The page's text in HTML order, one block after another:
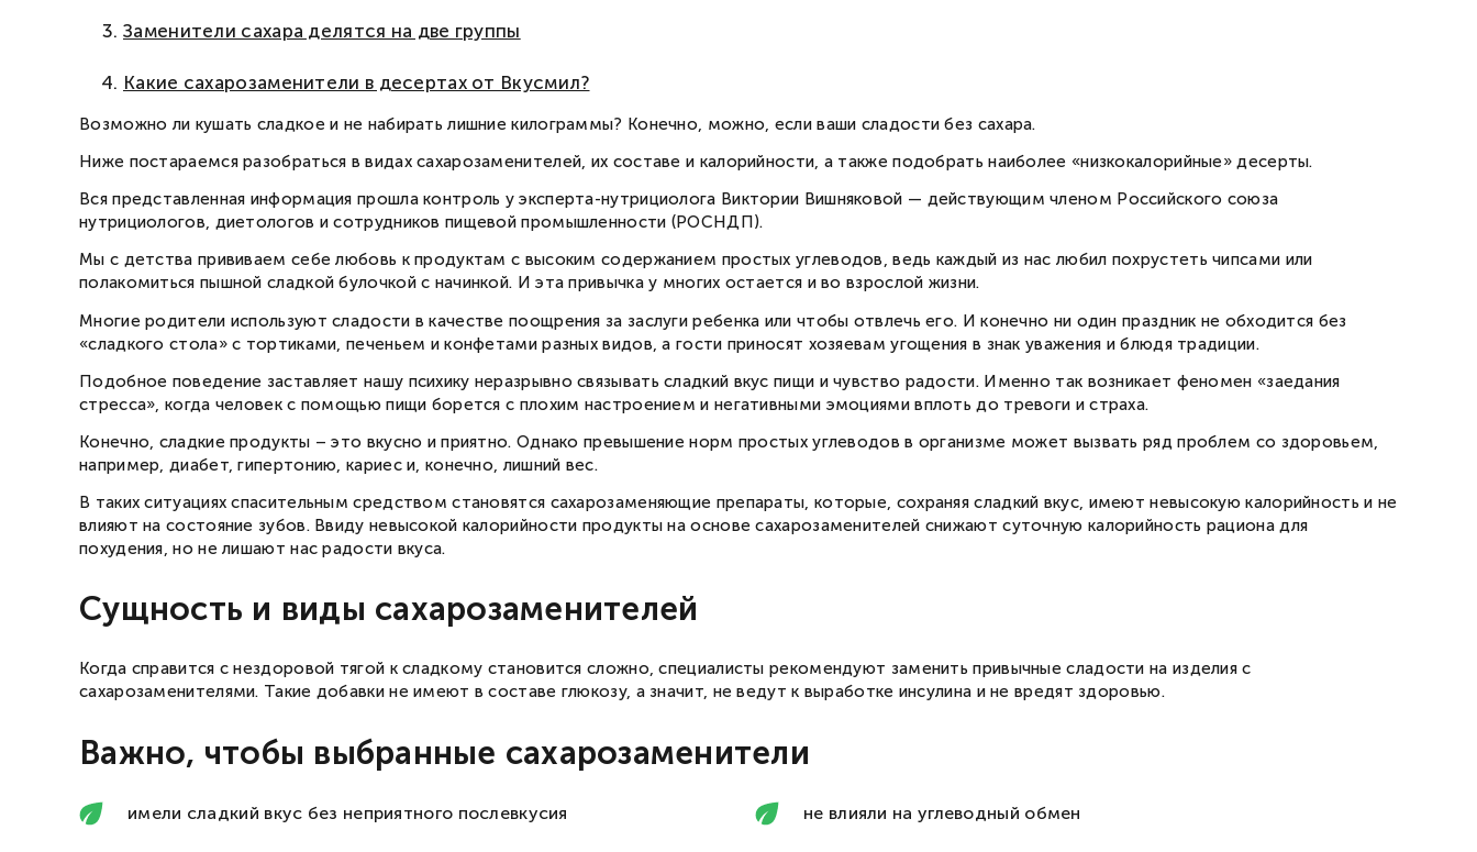
Заменители сахара делятся на две группы
Какие сахарозаменители в десертах от Вкусмил?
Возможно ли кушать сладкое и не набирать лишние килограммы? Конечно, можно, если ваши сладости без сахара.
Ниже постараемся разобраться в видах сахарозаменителей, их составе и калорийности, а также подобрать наиболее «низкокалорийные» десерты.
Вся представленная информация прошла контроль у эксперта-нутрициолога Виктории Вишняковой — действующим членом Российского союза
нутрициологов, диетологов и сотрудников пищевой промышленности (РОСНДП).
Мы с детства прививаем себе любовь к продуктам с высоким содержанием простых углеводов, ведь каждый из нас любил похрустеть чипсами или
полакомиться пышной сладкой булочкой с начинкой. И эта привычка у многих остается и во взрослой жизни.
Многие родители используют сладости в качестве поощрения за заслуги ребенка или чтобы отвлечь его. И конечно ни один праздник не обходится без
«сладкого стола» с тортиками, печеньем и конфетами разных видов, а гости приносят хозяевам угощения в знак уважения и блюдя традиции.
Подобное поведение заставляет нашу психику неразрывно связывать сладкий вкус пищи и чувство радости. Именно так возникает феномен «заедания
стресса», когда человек с помощью пищи борется с плохим настроением и негативными эмоциями вплоть до тревоги и страха.
Конечно, сладкие продукты – это вкусно и приятно. Однако превышение норм простых углеводов в организме может вызвать ряд проблем со здоровьем,
например, диабет, гипертонию, кариес и, конечно, лишний вес.
В таких ситуациях спасительным средством становятся сахарозаменяющие препараты, которые, сохраняя сладкий вкус, имеют невысокую калорийность и не
влияют на состояние зубов. Ввиду невысокой калорийности продукты на основе сахарозаменителей снижают суточную калорийность рациона для
похудения, но не лишают нас радости вкуса.
Сущность и виды сахарозаменителей
Когда справится с нездоровой тягой к сладкому становится сложно, специалисты рекомендуют заменить привычные сладости на изделия с
сахарозаменителями. Такие добавки не имеют в составе глюкозу, а значит, не ведут к выработке инсулина и не вредят здоровью.
Важно, чтобы выбранные сахарозаменители
имели сладкий вкус без неприятного послевкусия не влияли на углеводный обмен